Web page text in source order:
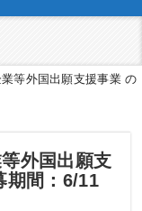
等外国出願支援事業 の
外国出願支
期間：6/11